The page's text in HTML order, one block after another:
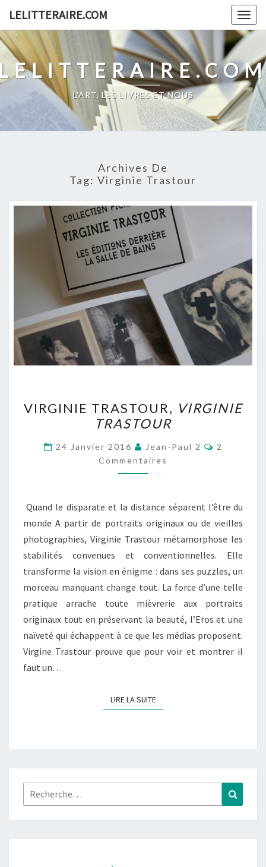
content
LELITTERAIRE.COM
L'ART, LES LIVRES ET NOUS
Archives De
Tag: Virginie Trastour
TRASTOUR,
VIRGINIE
TRASTOUR
VIRGINIE TRASTOUR, VIRGINIE
TRASTOUR
24 Janvier 2016 Jean-Paul 2
2
Commentaires
Quand le disparate et la distance séparent l’être du
monde A partir de portraits originaux ou de vieilles
photographies, Virginie Trastour métamorphose les
stabilités convenues et conventionnelles. Elle
transforme la vision en énigme : dans ses puzzles, un
morceau manquant change tout. La force d’une telle
pratique arrache toute mièvrerie aux portraits
originaux tout en préservant la beauté, l’Eros et une
naïveté qui échappent à ce que les médias proposent.
Virgine Trastour prouve que pour voir et montrer il
faut un…
LIRE LA SUITELIRE LA SUITE
Rechercher :